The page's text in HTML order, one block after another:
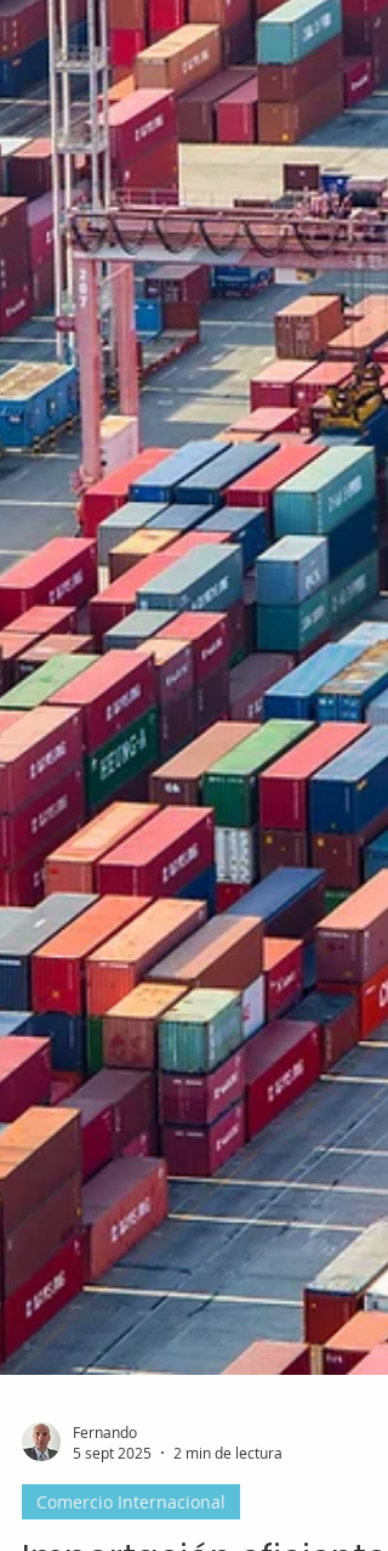
enviar correos pidiendo presupuestos ni
de depender de un “proveedor de
confianza”. Hoy, las empresas más
inteligentes están combinando dos
métodos clave: